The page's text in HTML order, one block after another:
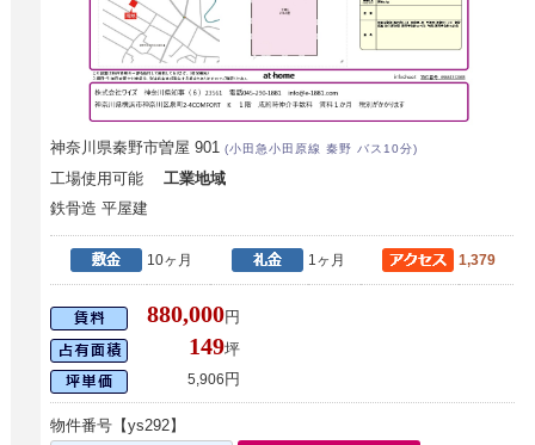
神奈川県秦野市曽屋 901(小田急小田原線 秦野 バス10分)
工場使用可能工業地域
鉄骨造 平屋建
10ヶ月 1ヶ月 1,379
880,000円
149坪
5,906 円
物件番号【ys292】